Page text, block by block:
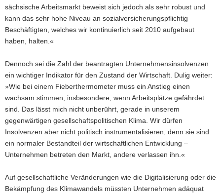
sächsische Arbeitsmarkt beweist sich jedoch als sehr robust und
kann das sehr hohe Niveau an sozialversicherungspflichtig
Beschäftigten, welches wir kontinuierlich seit 2010 aufgebaut
haben, halten.«
Dennoch sei die Zahl der beantragten Unternehmensinsolvenzen
ein wichtiger Indikator für den Zustand der Wirtschaft. Dulig weiter:
»Wie bei einem Fieberthermometer muss ein Anstieg einen
wachsam stimmen, insbesondere, wenn Arbeitsplätze gefährdet
sind. Das lässt mich nicht unberührt, gerade in unserem
gegenwärtigen gesellschaftspolitischen Klima. Wir dürfen
Insolvenzen aber nicht politisch instrumentalisieren, denn sie sind
ein normaler Bestandteil der wirtschaftlichen Entwicklung –
Unternehmen betreten den Markt, andere verlassen ihn.«
Auf gesellschaftliche Veränderungen wie die Digitalisierung oder die
Bekämpfung des Klimawandels müssten Unternehmen adäquat